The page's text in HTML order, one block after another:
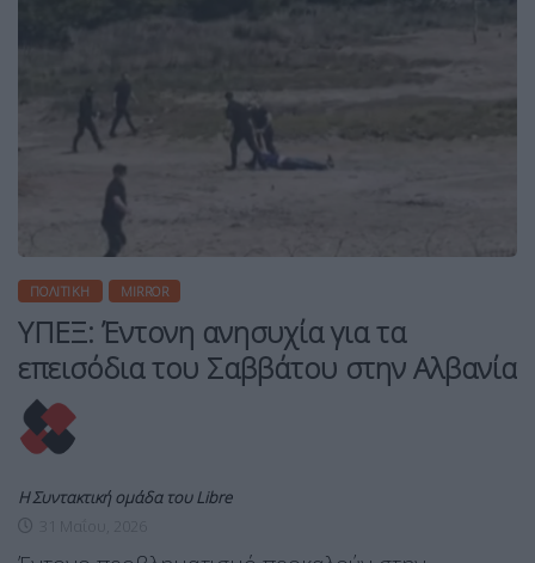
ΠΟΛΙΤΙΚΉ MIRROR
ΥΠΕΞ: Έντονη ανησυχία για τα
επεισόδια του Σαββάτου στην Αλβανία
Η Συντακτική ομάδα του Libre